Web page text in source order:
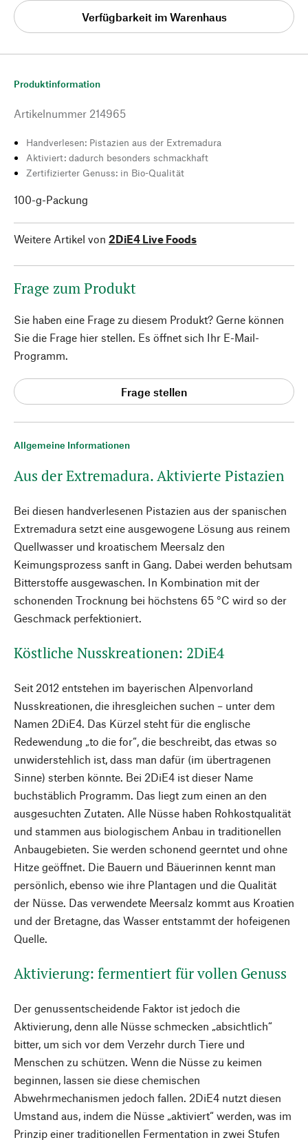
Verfügbarkeit im Warenhaus
Allgemeine Informationen
Aus der Extremadura. Aktivierte Pistazien
Bei diesen handverlesenen Pistazien aus der spanischen
Extremadura setzt eine ausgewogene Lösung aus reinem
Quellwasser und kroatischem Meersalz den
Keimungsprozess sanft in Gang. Dabei werden behutsam
Bitterstoffe ausgewaschen. In Kombination mit der
schonenden Trocknung bei höchstens 65 °C wird so der
Geschmack perfektioniert.
Köstliche Nusskreationen: 2DiE4
Seit 2012 entstehen im bayerischen Alpenvorland
Nusskreationen, die ihresgleichen suchen – unter dem
Namen 2DiE4. Das Kürzel steht für die englische
Redewendung „to die for“, die beschreibt, das etwas so
unwiderstehlich ist, dass man dafür (im übertragenen
Sinne) sterben könnte. Bei 2DiE4 ist dieser Name
buchstäblich Programm. Das liegt zum einen an den
ausgesuchten Zutaten. Alle Nüsse haben Rohkostqualität
und stammen aus biologischem Anbau in traditionellen
Anbaugebieten. Sie werden schonend geerntet und ohne
Hitze geöffnet. Die Bauern und Bäuerinnen kennt man
persönlich, ebenso wie ihre Plantagen und die Qualität
der Nüsse. Das verwendete Meersalz kommt aus Kroatien
und der Bretagne, das Wasser entstammt der hofeigenen
Quelle.
Aktivierung: fermentiert für vollen Genuss
Der genussentscheidende Faktor ist jedoch die
Aktivierung, denn alle Nüsse schmecken „absichtlich“
bitter, um sich vor dem Verzehr durch Tiere und
Menschen zu schützen. Wenn die Nüsse zu keimen
beginnen, lassen sie diese chemischen
Abwehrmechanismen jedoch fallen. 2DiE4 nutzt diesen
Umstand aus, indem die Nüsse „aktiviert“ werden, was im
Prinzip einer traditionellen Fermentation in zwei Stufen
Produktinformation
Artikelnummer 214965
Handverlesen: Pistazien aus der Extremadura
Aktiviert: dadurch besonders schmackhaft
Zertifizierter Genuss: in Bio-Qualität
100-g-Packung
Weitere Artikel von 2DiE4 Live Foods
Frage zum Produkt
Sie haben eine Frage zu diesem Produkt? Gerne können
Sie die Frage hier stellen. Es öffnet sich Ihr E-Mail-
Programm.
Frage stellen